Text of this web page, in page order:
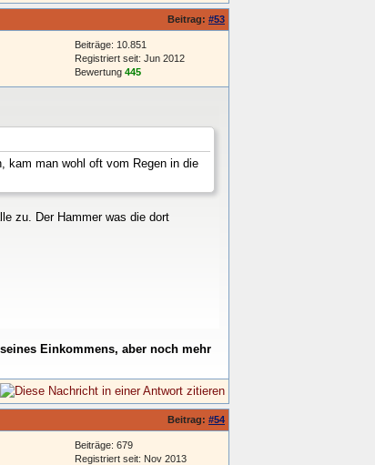
Beitrag: #53
Beiträge: 10.851
Registriert seit: Jun 2012
Bewertung 445
kam man wohl oft vom Regen in die
zu. Der Hammer was die dort
Einkommens, aber noch mehr
Beitrag: #54
Beiträge: 679
Registriert seit: Nov 2013